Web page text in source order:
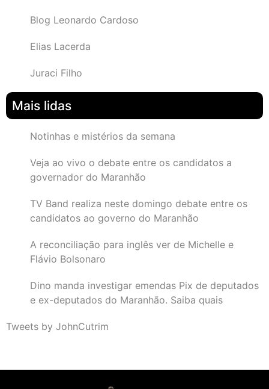
Blog Leonardo Cardoso
Elias Lacerda
Juraci Filho
Mais lidas
Notinhas e mistérios da semana
Veja ao vivo o debate entre os candidatos a
governador do Maranhão
TV Band realiza neste domingo debate entre os
candidatos ao governo do Maranhão
A reconciliação para inglês ver de Michelle e
Flávio Bolsonaro
Dino manda investigar emendas Pix de deputados
e ex-deputados do Maranhão. Saiba quais
Tweets by JohnCutrim